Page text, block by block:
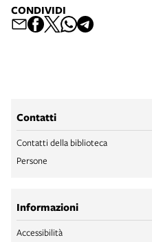
CONDIVIDI
Contatti
Contatti della biblioteca
Persone
Informazioni
Accessibilità